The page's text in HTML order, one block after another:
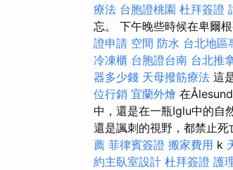
療法 台胞證桃園 杜拜簽證
忘。 下午晚些時候在卑爾
證申請 空間 防水 台北地區
冷凍櫃 台胞證台南 台北推
器多少錢 天母撥筋療法 這
位行銷 宜蘭外燴 在
中，還是在一瓶Iglu中的自
還是諷刺的視野，都禁止死
薦 菲律賓簽證 搬家費用 k
約主臥室設計 杜拜簽證 護